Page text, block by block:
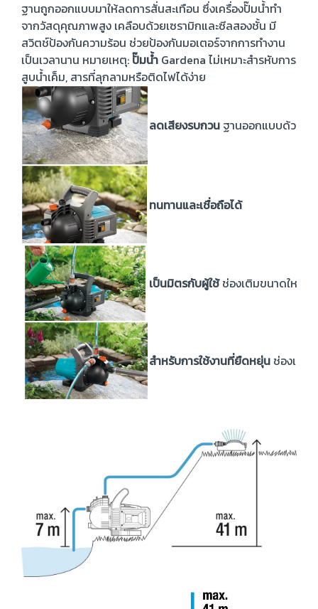
ฐานถูกออกแบบมาให้ลดการสั่นสะเทือน ซึ่งเครื่องปั๊มน้ำทำ
จากวัสดุคุณภาพสูง เคลือบด้วยเซรามิกและซีลสองชั้น มี
สวิตช์ป้องกันความร้อน ช่วยป้องกันมอเตอร์จากการทำงาน
เป็นเวลานาน หมายเหตุ:ปั๊มน้ำ Gardena ไม่เหมาะสำรหับการ
สูบน้ำเค็ม, สารที่ลุกลามหรือติดไฟได้ง่าย
ลดเสียงรบกวนฐานออกแบบด้วยยา
ทนทานและเชื่อถือได้
เป็นมิตรกับผู้ใช้ช่องเติมขนาดใหญ่ช่
สำหรับการใช้งานที่ยืดหยุ่น ช่องเสีย